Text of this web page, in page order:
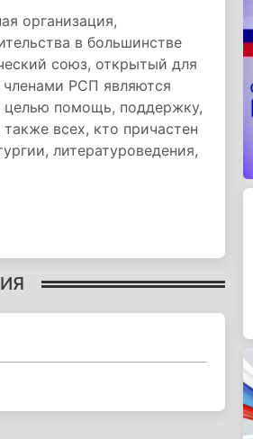
организация,
в большинстве
союз, открытый для
членами РСП являются
целью помощь, поддержку,
всех, кто причастен
литературоведения,